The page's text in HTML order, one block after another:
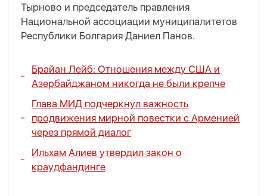
Тырново и председатель правления
Национальной ассоциации муниципалитетов
Республики Болгария Даниел Панов.
Брайан Лейб: Отношения между США и
Азербайджаном никогда не были крепче
Глава МИД подчеркнул важность
продвижения мирной повестки с Арменией
через прямой диалог
Ильхам Алиев утвердил закон о
краудфандинге